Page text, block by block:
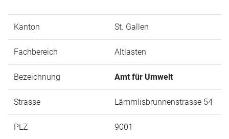
Kanton St. Gallen
Fachbereich Altlasten
Bezeichnung Amt für Umwelt
Strasse Lämmlisbrunnenstrasse 54
PLZ 9001